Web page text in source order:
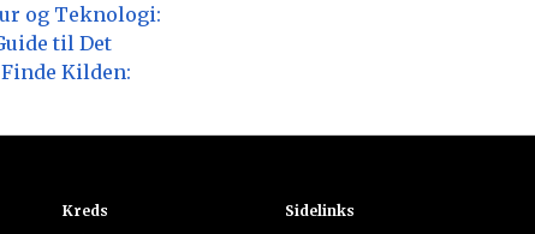
og Teknologi:
til Det
Kilden:
Kreds
Sidelinks